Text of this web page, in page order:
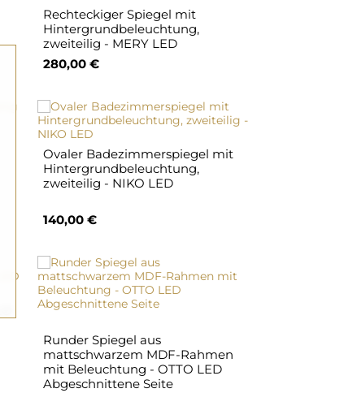
Rechteckiger Spiegel mit
Hintergrundbeleuchtung,
zweiteilig - MERY LED
280,00 €
Ovaler Badezimmerspiegel mit
Hintergrundbeleuchtung,
zweiteilig - NIKO LED
140,00 €
Runder Spiegel aus
mattschwarzem MDF-Rahmen
mit Beleuchtung - OTTO LED
Abgeschnittene Seite